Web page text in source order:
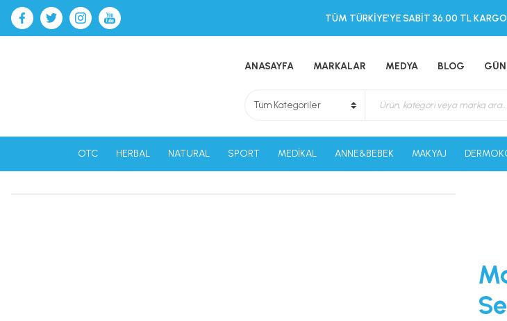
TÜM TÜRKİYE’YE SABİT 36.00 TL
ANASAYFA MARKALAR MEDYA BLOG
OTC HERBAL NATURAL SPORT MEDİKAL ANNE&BEBEK MAKYAJ